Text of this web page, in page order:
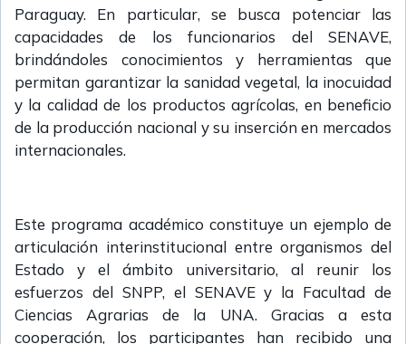
Paraguay. En particular, se busca potenciar las
capacidades de los funcionarios del SENAVE,
brindándoles conocimientos y herramientas que
permitan garantizar la sanidad vegetal, la inocuidad
y la calidad de los productos agrícolas, en beneficio
de la producción nacional y su inserción en mercados
internacionales.
Este programa académico constituye un ejemplo de
articulación interinstitucional entre organismos del
Estado y el ámbito universitario, al reunir los
esfuerzos del SNPP, el SENAVE y la Facultad de
Ciencias Agrarias de la UNA. Gracias a esta
cooperación, los participantes han recibido una